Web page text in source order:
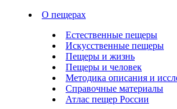
О пещерах
Естественные пещеры
Искусственные пещеры
Пещеры и жизнь
Пещеры и человек
Методика описания и
Справочные материалы
Атлас пещер России